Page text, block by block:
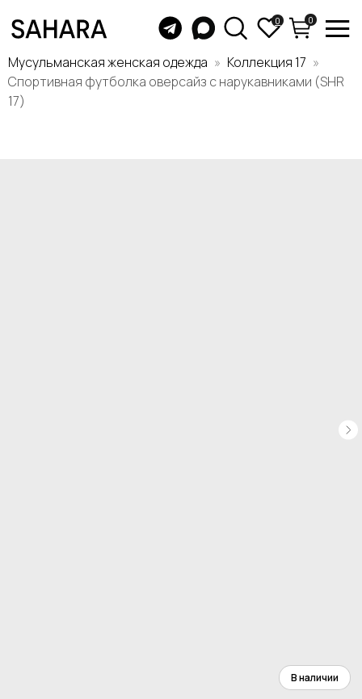
Мусульманская женская одежда
Коллекция 17
Спортивная футболка оверсайз с нарукавниками (SHR
17)